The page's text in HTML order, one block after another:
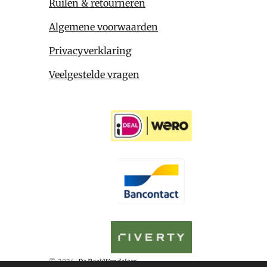
Ruilen & retourneren
Algemene voorwaarden
Privacyverklaring
Veelgestelde vragen
© 2026De BoekWandelaar